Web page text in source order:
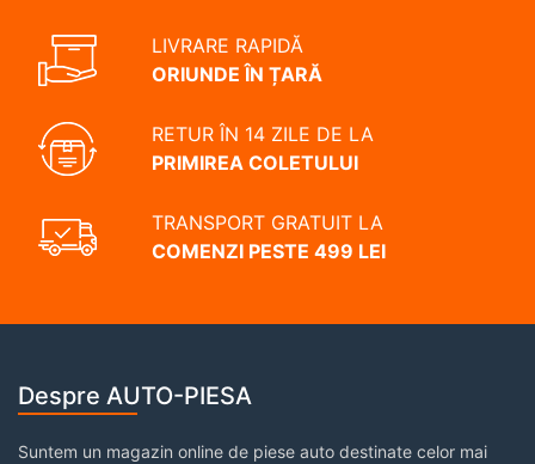
LIVRARE RAPIDĂ
ORIUNDE ÎN ȚARĂ
RETUR ÎN 14 ZILE DE LA
PRIMIREA COLETULUI
TRANSPORT GRATUIT LA
COMENZI PESTE 499 LEI
Despre AUTO-PIESA
Suntem un magazin online de piese auto destinate celor mai